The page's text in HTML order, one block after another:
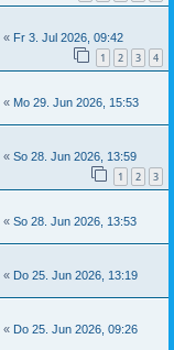
« Fr 3. Jul 2026, 09:42
1 2 3 4
« Mo 29. Jun 2026, 15:53
« So 28. Jun 2026, 13:59
1 2 3
« So 28. Jun 2026, 13:53
« Do 25. Jun 2026, 13:19
« Do 25. Jun 2026, 09:26